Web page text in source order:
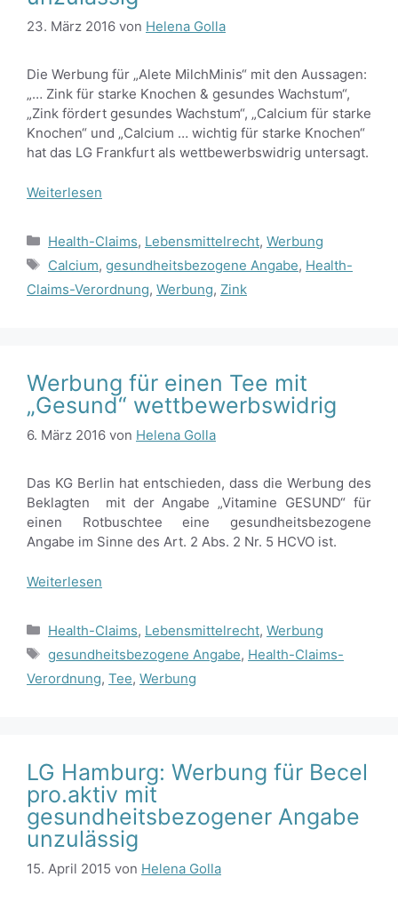
23. März 2016 von Helena Golla
Die Werbung für „Alete MilchMinis“ mit den Aussagen:
„… Zink für starke Knochen & gesundes Wachstum“,
„Zink fördert gesundes Wachstum“, „Calcium für starke
Knochen“ und „Calcium … wichtig für starke Knochen“
hat das LG Frankfurt als wettbewerbswidrig untersagt.
Weiterlesen
Kategorien
Health-Claims, Lebensmittelrecht, Werbung
Schlagwörter
Calcium, gesundheitsbezogene Angabe, Health-
Claims-Verordnung, Werbung, Zink
Werbung für einen Tee mit
„Gesund“ wettbewerbswidrig
6. März 2016 von Helena Golla
Das KG Berlin hat entschieden, dass die Werbung des
Beklagten mit der Angabe „Vitamine GESUND“ für
einen Rotbuschtee eine gesundheitsbezogene
Angabe im Sinne des Art. 2 Abs. 2 Nr. 5 HCVO ist.
Weiterlesen
Kategorien
Health-Claims, Lebensmittelrecht, Werbung
Schlagwörter
gesundheitsbezogene Angabe, Health-Claims-
Verordnung, Tee, Werbung
LG Hamburg: Werbung für Becel
pro.aktiv mit
gesundheitsbezogener Angabe
unzulässig
15. April 2015 von Helena Golla